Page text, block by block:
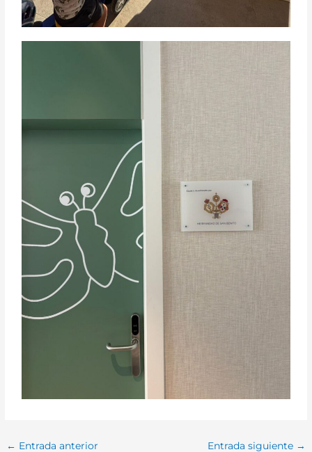
← Entrada anterior Entrada siguiente →